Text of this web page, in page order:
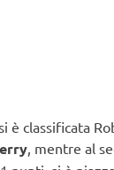
è classificata
, mentre al